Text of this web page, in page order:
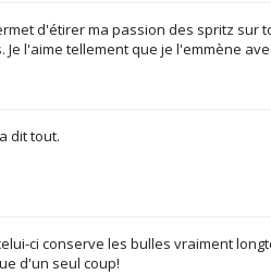
d'étirer ma passion des spritz
l'aime tellement que je l'emmène
dit tout.
ci conserve les bulles vraiment
d'un seul coup!